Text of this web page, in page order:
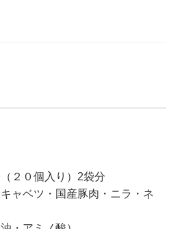
２０個入り）2袋分
ャベツ・国産豚肉・ニラ・ネ